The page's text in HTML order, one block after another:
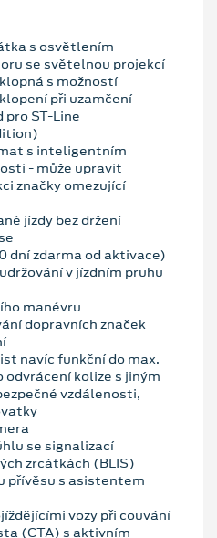
s osvětlením
se světelnou projekcí
s možností
při uzamčení
ST-Line
s inteligentním
- může upravit
značky omezující
jízdy bez držení
dní zdarma od aktivace)
v jízdním pruhu
manévru
dopravních značek
navíc funkční do max.
odvrácení kolize s jiným
vzdálenosti,
se signalizací
zrcátkách (BLIS)
přívěsu s asistentem
vozy při couvání
(CTA) s aktivním